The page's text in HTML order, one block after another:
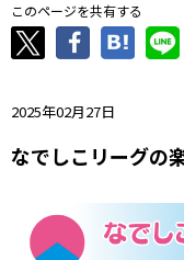
このページを共有する
2025年02月27日
なでしこリーグの